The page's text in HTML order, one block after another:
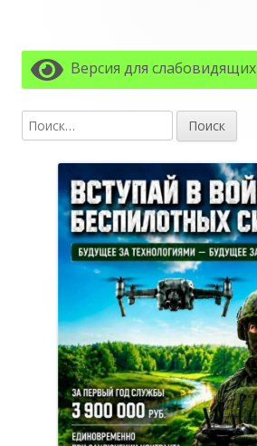
боковая
колонка
Версия для слабовидящих
Найти: